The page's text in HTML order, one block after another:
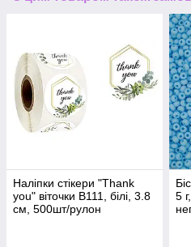
Наліпки стікери "Thank
you" віточки В111, білі, 3.8
см, 500шт/рулон
5